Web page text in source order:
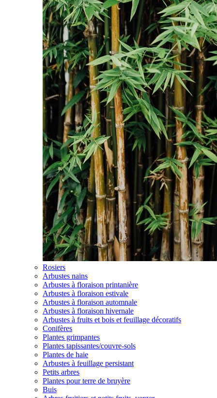
Rosiers
Arbustes nains
Arbustes à floraison printanière
Arbustes à floraison estivale
Arbustes à floraison automnale
Arbustes à floraison hivernale
Arbustes à fruits et bois et feuillage décoratifs
Conifères
Plantes grimpantes
Plantes tapissantes/couvre-sols
Plantes de haie
Arbustes à feuillage persistant
Petits arbres
Plantes pour terre de bruyère
Buis